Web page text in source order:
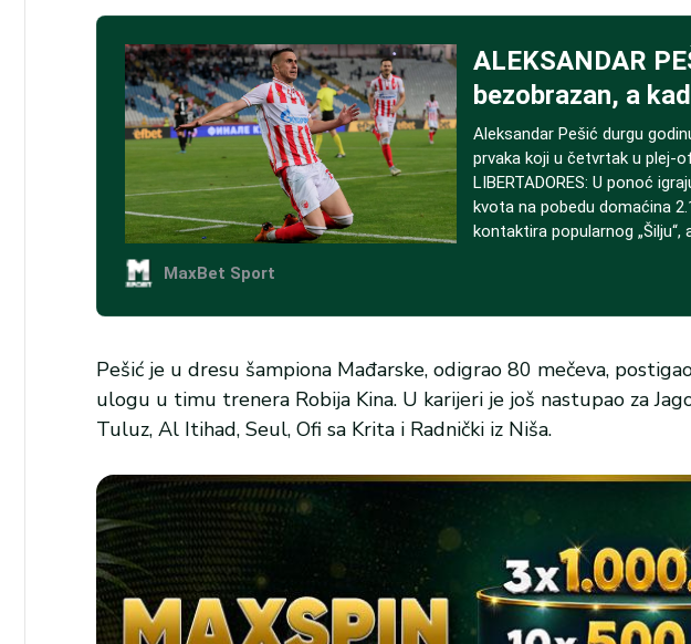
Pešić je u dresu šampiona Mađarske, odigrao 80 mečeva,
ulogu u timu trenera Robija Kina. U karijeri je još nastupao za
Tuluz, Al Itihad, Seul, Ofi sa Krita i Radnički iz Niša.